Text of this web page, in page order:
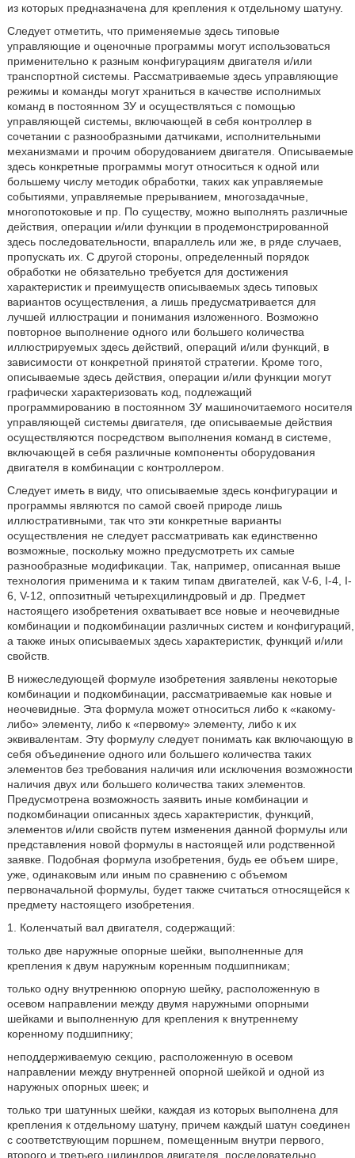
из которых предназначена для крепления к отдельному шатуну.
Следует отметить, что применяемые здесь типовые
управляющие и оценочные программы могут использоваться
применительно к разным конфигурациям двигателя и/или
транспортной системы. Рассматриваемые здесь управляющие
режимы и команды могут храниться в качестве исполнимых
команд в постоянном ЗУ и осуществляться с помощью
управляющей системы, включающей в себя контроллер в
сочетании с разнообразными датчиками, исполнительными
механизмами и прочим оборудованием двигателя. Описываемые
здесь конкретные программы могут относиться к одной или
большему числу методик обработки, таких как управляемые
событиями, управляемые прерыванием, многозадачные,
многопотоковые и пр. По существу, можно выполнять различные
действия, операции и/или функции в продемонстрированной
здесь последовательности, впараллель или же, в ряде случаев,
пропускать их. С другой стороны, определенный порядок
обработки не обязательно требуется для достижения
характеристик и преимуществ описываемых здесь типовых
вариантов осуществления, а лишь предусматривается для
лучшей иллюстрации и понимания изложенного. Возможно
повторное выполнение одного или большего количества
иллюстрируемых здесь действий, операций и/или функций, в
зависимости от конкретной принятой стратегии. Кроме того,
описываемые здесь действия, операции и/или функции могут
графически характеризовать код, подлежащий
программированию в постоянном ЗУ машиночитаемого носителя
управляющей системы двигателя, где описываемые действия
осуществляются посредством выполнения команд в системе,
включающей в себя различные компоненты оборудования
двигателя в комбинации с контроллером.
Следует иметь в виду, что описываемые здесь конфигурации и
программы являются по самой своей природе лишь
иллюстративными, так что эти конкретные варианты
осуществления не следует рассматривать как единственно
возможные, поскольку можно предусмотреть их самые
разнообразные модификации. Так, например, описанная выше
технология применима и к таким типам двигателей, как V-6, I-4, I-
6, V-12, оппозитный четырехцилиндровый и др. Предмет
настоящего изобретения охватывает все новые и неочевидные
комбинации и подкомбинации различных систем и конфигураций,
а также иных описываемых здесь характеристик, функций и/или
свойств.
В нижеследующей формуле изобретения заявлены некоторые
комбинации и подкомбинации, рассматриваемые как новые и
неочевидные. Эта формула может относиться либо к «какому-
либо» элементу, либо к «первому» элементу, либо к их
эквивалентам. Эту формулу следует понимать как включающую в
себя объединение одного или большего количества таких
элементов без требования наличия или исключения возможности
наличия двух или большего количества таких элементов.
Предусмотрена возможность заявить иные комбинации и
подкомбинации описанных здесь характеристик, функций,
элементов и/или свойств путем изменения данной формулы или
представления новой формулы в настоящей или родственной
заявке. Подобная формула изобретения, будь ее объем шире,
уже, одинаковым или иным по сравнению с объемом
первоначальной формулы, будет также считаться относящейся к
предмету настоящего изобретения.
1. Коленчатый вал двигателя, содержащий:
только две наружные опорные шейки, выполненные для
крепления к двум наружным коренным подшипникам;
только одну внутреннюю опорную шейку, расположенную в
осевом направлении между двумя наружными опорными
шейками и выполненную для крепления к внутреннему
коренному подшипнику;
неподдерживаемую секцию, расположенную в осевом
направлении между внутренней опорной шейкой и одной из
наружных опорных шеек; и
только три шатунных шейки, каждая из которых выполнена для
крепления к отдельному шатуну, причем каждый шатун соединен
с соответствующим поршнем, помещенным внутри первого,
второго и третьего цилиндров двигателя, последовательно